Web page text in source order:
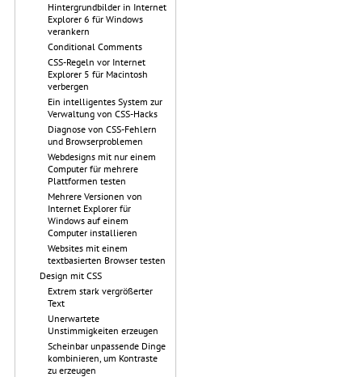
Hintergrundbilder in Internet
Explorer 6 für Windows
verankern
Conditional Comments
CSS-Regeln vor Internet
Explorer 5 für Macintosh
verbergen
Ein intelligentes System zur
Verwaltung von CSS-Hacks
Diagnose von CSS-Fehlern
und Browserproblemen
Webdesigns mit nur einem
Computer für mehrere
Plattformen testen
Mehrere Versionen von
Internet Explorer für
Windows auf einem
Computer installieren
Websites mit einem
textbasierten Browser testen
Design mit CSS
Extrem stark vergrößerter
Text
Unerwartete
Unstimmigkeiten erzeugen
Scheinbar unpassende Dinge
kombinieren, um Kontraste
zu erzeugen